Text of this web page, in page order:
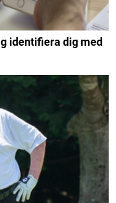
identifiera dig med